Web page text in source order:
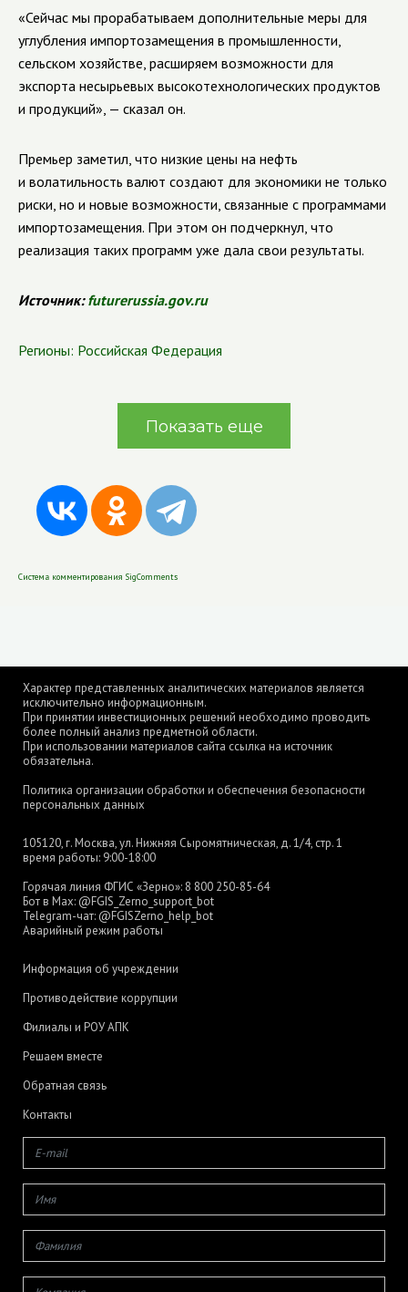
«Сейчас мы прорабатываем дополнительные меры для
углубления импортозамещения в промышленности,
сельском хозяйстве, расширяем возможности для
экспорта несырьевых высокотехнологических продуктов
и продукций», — сказал он.
Премьер заметил, что низкие цены на нефть
и волатильность валют создают для экономики не только
риски, но и новые возможности, связанные с программами
импортозамещения. При этом он подчеркнул, что
реализация таких программ уже дала свои результаты.
Источник:futurerussia.gov.ru
Регионы: Российская Федерация
Показать еще
Система комментирования SigComments
Характер представленных аналитических материалов является
исключительно информационным.
При принятии инвестиционных решений необходимо проводить
более полный анализ предметной области.
При использовании материалов сайта ссылка на источник
обязательна.
Политика организации обработки и обеспечения безопасности
персональных данных
105120, г. Москва, ул. Нижняя Сыромятническая, д. 1/4, стр. 1
время работы: 9:00-18:00
Горячая линия ФГИС «Зерно»: 8 800 250-85-64
Бот в Max: @FGIS_Zerno_support_bot
Telegram-чат: @FGISZerno_help_bot
Аварийный режим работы
Информация об учреждении
Противодействие коррупции
Филиалы и РОУ АПК
Решаем вместе
Обратная связь
Контакты